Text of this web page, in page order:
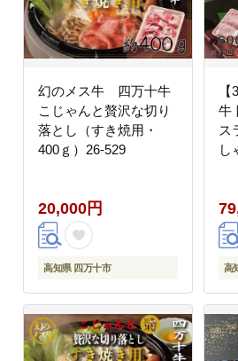
幻のメス牛 四万十牛
こじゃんと贅沢な切り
落とし（すき焼用・
400ｇ）26-529
20,000円
高知県 四万十市
牛
ス
し
高